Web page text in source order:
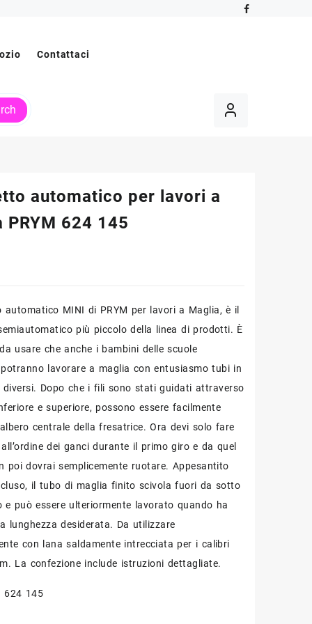
Contattaci
automatico per lavori a
PRYM 624 145
automatico MINI di PRYM per lavori a Maglia, è il
più piccolo della linea di prodotti. È
usare che anche i bambini delle scuole
lavorare a maglia con entusiasmo tubi in
Dopo che i fili sono stati guidati attraverso
e superiore, possono essere facilmente
centrale della fresatrice. Ora devi solo fare
dei ganci durante il primo giro e da quel
poi dovrai semplicemente ruotare. Appesantito
il tubo di maglia finito scivola fuori da sotto
e può essere ulteriormente lavorato quando ha
lunghezza desiderata. Da utilizzare
con lana saldamente intrecciata per i calibri
La confezione include istruzioni dettagliate.
624 145